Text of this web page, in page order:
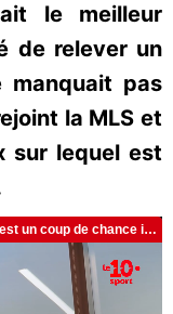
le meilleur
de relever un
manquait pas
la MLS et
sur lequel est